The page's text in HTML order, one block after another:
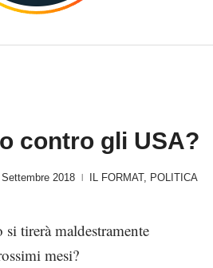
contro gli USA?
2018 IL FORMAT, POLITICA
tirerà maldestramente
mesi?